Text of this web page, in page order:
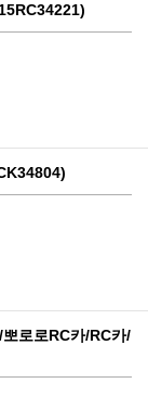
로로RC카/RC카/